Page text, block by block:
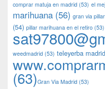
comprar matuja en madrid (53) el
marihuana (56) gran via
(54) pillar marihuana en el retiro (53)
weedmadrid (53) teleyerba madrid
(63)​​Gran Via Madrid (53)